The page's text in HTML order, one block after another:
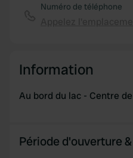
Numéro de téléphone
Information
Au bord du lac - Centre
Période d'ouverture